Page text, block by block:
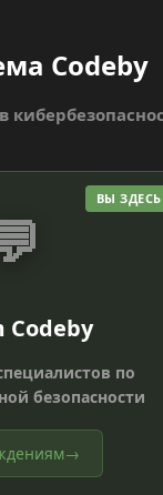
Codeby
ВЫ ЗДЕСЬ
Codeby
по
безопасности
→